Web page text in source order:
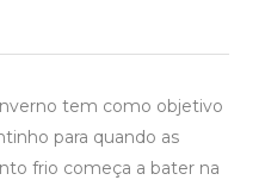
tem como objetivo
para quando as
frio começa a bater na